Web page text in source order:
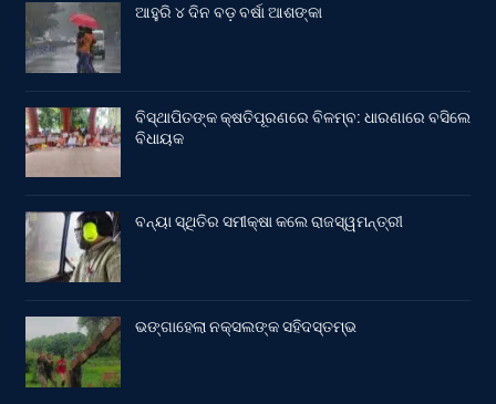
ଆହୁରି ୪ ଦିନ ବଡ଼ ବର୍ଷା ଆଶଙ୍କା
ବିସ୍ଥାପିତଙ୍କ କ୍ଷତିପୂରଣରେ ବିଳମ୍ବ: ଧାରଣାରେ ବସିଲେ
ବିଧାୟକ
ବନ୍ୟା ସ୍ଥିତିର ସମୀକ୍ଷା କଲେ ରାଜସ୍ୱମନ୍ତ୍ରୀ
ଭଙ୍ଗାହେଲା ନକ୍ସଲଙ୍କ ସହିଦସ୍ତମ୍ଭ